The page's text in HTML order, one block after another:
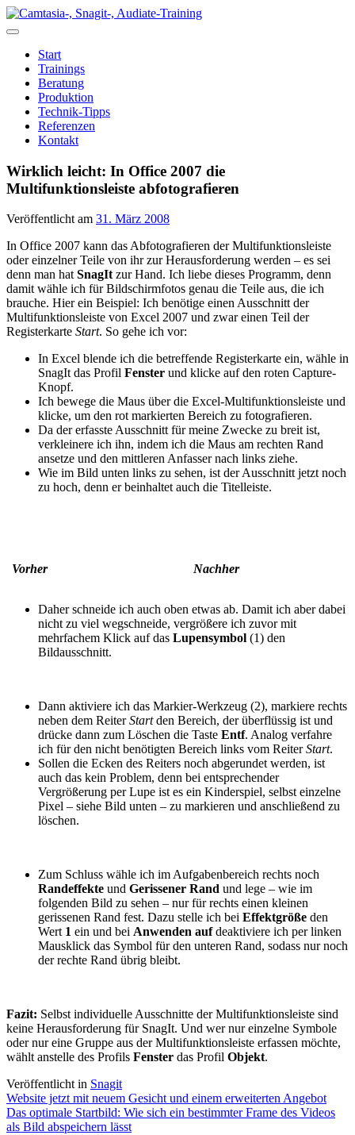
Zum
Inhalt
Start
Trainings
Beratung
Produktion
Technik-Tipps
Referenzen
Kontakt
Wirklich leicht: In Office 2007 die
Multifunktionsleiste abfotografieren
Veröffentlicht am 31. März 2008
In Office 2007 kann das Abfotografieren der Multifunktionsleiste
oder einzelner Teile von ihr zur Herausforderung werden – es sei
denn man hatSnagItzur Hand. Ich liebe dieses Programm, denn
damit wähle ich für Bildschirmfotos genau die Teile aus, die ich
brauche. Hier ein Beispiel: Ich benötige einen Ausschnitt der
Multifunktionsleiste von Excel 2007 und zwar einen Teil der
Registerkarte Start. So gehe ich vor:
In Excel blende ich die betreffende Registerkarte ein, wähle in
SnagIt das Profil Fenster und klicke auf den roten Capture-
Knopf.
Ich bewege die Maus über die Excel-Multifunktionsleiste und
klicke, um den rot markierten Bereich zu fotografieren.
Da der erfasste Ausschnitt für meine Zwecke zu breit ist,
verkleinere ich ihn, indem ich die Maus am rechten Rand
ansetze und den mittleren Anfasser nach links ziehe.
Wie im Bild unten links zu sehen, ist der Ausschnitt jetzt noch
zu hoch, denn er beinhaltet auch die Titelleiste.
Vorher Nachher
Daher schneide ich auch oben etwas ab. Damit ich aber dabei
nicht zu viel wegschneide, vergrößere ich zuvor mit
mehrfachem Klick auf das Lupensymbol (1) den
Bildausschnitt.
Dann aktiviere ich das Markier-Werkzeug (2), markiere rechts
neben dem ReiterStartden Bereich, der überflüssig ist und
drücke dann zum Löschen die Taste Entf. Analog verfahre
ich für den nicht benötigten Bereich links vom ReiterStart.
Sollen die Ecken des Reiters noch abgerundet werden, ist
auch das kein Problem, denn bei entsprechender
Vergrößerung per Lupe ist es ein Kinderspiel, selbst einzelne
Pixel – siehe Bild unten – zu markieren und anschließend zu
löschen.
Zum Schluss wähle ich im Aufgabenbereich rechts noch
Randeffekte und Gerissener Rand und lege – wie im
folgenden Bild zu sehen – nur für rechts einen kleinen
gerissenen Rand fest. Dazu stelle ich bei Effektgröße den
Wert 1 ein und bei Anwenden aufdeaktiviere ich per linken
Mausklick das Symbol für den unteren Rand, sodass nur noch
der rechte Rand übrig bleibt.
Fazit: Selbst individuelle Ausschnitte der Multifunktionsleiste sind
keine Herausforderung für SnagIt. Und wer nur einzelne Symbole
oder nur eine Gruppe aus der Multifunktionsleiste erfassen möchte,
wählt anstelle des Profils Fenster das Profil Objekt.
Veröffentlicht in Snagit
Beitragsnavigation
Website jetzt mit neuem Gesicht und einem erweiterten Angebot
Das optimale Startbild: Wie sich ein bestimmter Frame des Videos
als Bild abspeichern lässt